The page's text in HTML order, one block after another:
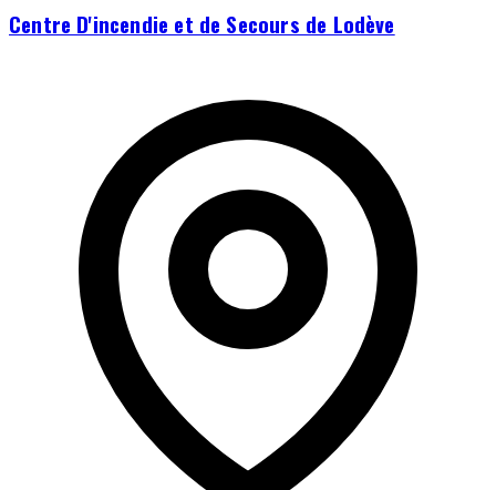
Centre D'incendie et de Secours de Lodève